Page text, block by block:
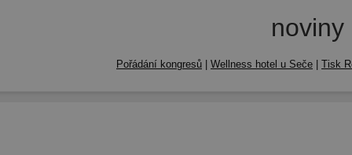
Pořádání kongresů Wellness hotel u Seče Tisk